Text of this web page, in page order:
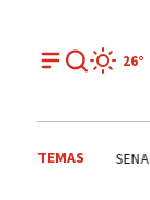
26°
TEMAS CASPALÁ